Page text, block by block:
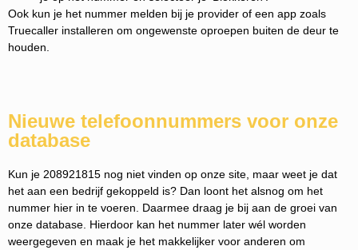
Ook kun je het nummer melden bij je provider of een app zoals
Truecaller installeren om ongewenste oproepen buiten de deur te
houden.
Nieuwe telefoonnummers voor onze
database
Kun je 208921815 nog niet vinden op onze site, maar weet je dat
het aan een bedrijf gekoppeld is? Dan loont het alsnog om het
nummer hier in te voeren. Daarmee draag je bij aan de groei van
onze database. Hierdoor kan het nummer later wél worden
weergegeven en maak je het makkelijker voor anderen om